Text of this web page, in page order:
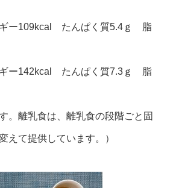
ギー109kcal たんぱく質5.4ｇ 脂
ギー142kcal たんぱく質7.3ｇ 脂
。離乳食は、離乳食の段階ごと固
えて提供しています。）